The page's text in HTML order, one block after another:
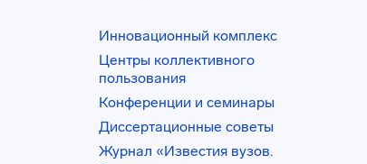
Инновационный комплекс
Центры коллективного
пользования
Конференции и семинары
Диссертационные советы
Журнал «Известия вузов.